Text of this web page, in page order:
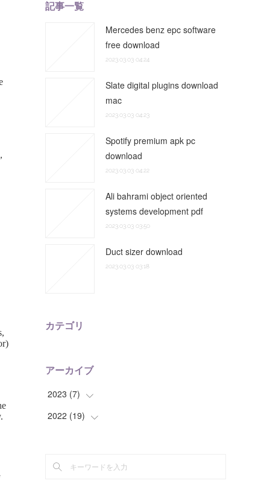
記事一覧
Mercedes benz epc software
free download
2023.03.03 04:24
Slate digital plugins download
mac
2023.03.03 04:23
Spotify premium apk pc
download
2023.03.03 04:22
Ali bahrami object oriented
systems development pdf
2023.03.03 03:50
Duct sizer download
2023.03.03 03:18
カテゴリ
アーカイブ
2023 (7)
(5)
2022 (19)